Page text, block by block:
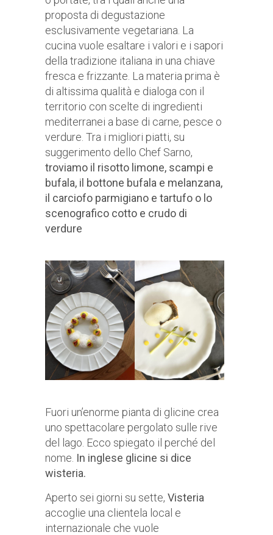
proposta di degustazione
esclusivamente vegetariana. La
cucina vuole esaltare i valori e i sapori
della tradizione italiana in una chiave
fresca e frizzante. La materia prima è
di altissima qualità e dialoga con il
territorio con scelte di ingredienti
mediterranei a base di carne, pesce o
verdure. Tra i migliori piatti, su
suggerimento dello Chef Sarno,
troviamo il risotto limone, scampi e
bufala, il bottone bufala e melanzana,
il carciofo parmigiano e tartufo o lo
scenografico cotto e crudo di
verdure
Fuori un’enorme pianta di glicine crea
uno spettacolare pergolato sulle rive
del lago. Ecco spiegato il perché del
nome. In inglese glicine si dice
wisteria.
Aperto sei giorni su sette, Visteria
accoglie una clientela local e
internazionale che vuole